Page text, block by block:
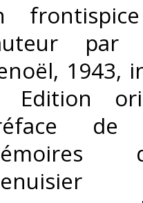
par
1943,
Edition
de